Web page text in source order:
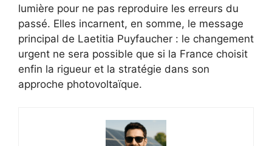
lumière pour ne pas reproduire les erreurs du
passé. Elles incarnent, en somme, le message
principal de Laetitia Puyfaucher : le changement
urgent ne sera possible que si la France choisit
enfin la rigueur et la stratégie dans son
approche photovoltaïque.